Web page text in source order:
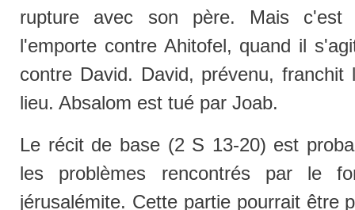
rupture avec son père. Mais c'est
l'emporte contre Ahitofel, quand il
contre David. David, prévenu,
lieu. Absalom est tué par Joab.
Le récit de base (2 S 13-20) est
les problèmes rencontrés par le
jérusalémite. Cette partie pourrait être